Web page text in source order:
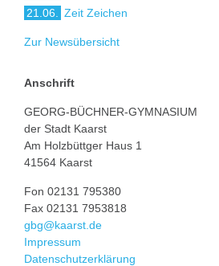
21.06.
Zeit Zeichen
Zur Newsübersicht
Anschrift
GEORG-BÜCHNER-GYMNASIUM
der Stadt Kaarst
Am Holzbüttger Haus 1
41564 Kaarst
Fon 02131 795380
Fax 02131 7953818
gbg@kaarst.de
Impressum
Datenschutzerklärung